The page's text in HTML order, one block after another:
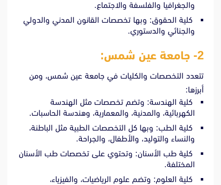
والجغرافيا والفلسفة والاجتماع.
كلية الحقوق: وبها تخصصات القانون المدني والدولي
والجنائي والدستوري.
2- جامعة عين شمس:
تتعدد التخصصات والكليات في جامعة عين شمس، ومن
أبرزها:
كلية الهندسة: وتضم تخصصات مثل الهندسة
الكهربائية، والمدنية، والمعمارية، وهندسة الحاسبات.
كلية الطب: وبها كل التخصصات الطبية مثل الباطنة،
والنساء والتوليد، والأطفال، والجراحة.
كلية طب الأسنان: وتحتوي على تخصصات طب الأسنان
المختلفة.
كلية العلوم: وتضم علوم الرياضيات، والفيزياء،